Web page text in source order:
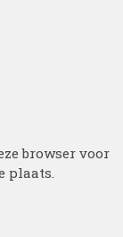
browser voor
plaats.